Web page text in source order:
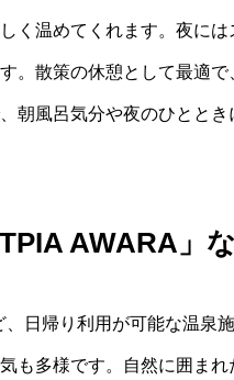
く温めてくれます。夜に
。散策の休憩として最適
朝風呂気分や夜のひととき
AWARA」
日帰り利用が可能な温泉
も多様です。自然に囲ま